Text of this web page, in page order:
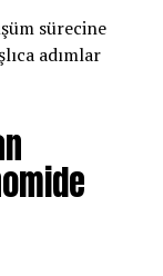
sürecine
adımlar